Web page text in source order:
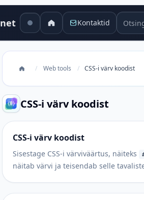
Kontaktid
/ Web tools / CSS-i värv koodist
CSS-i värv koodist
CSS-i värv koodist
Sisestage CSS-i värviväärtus, näiteks
näitab värvi ja teisendab selle